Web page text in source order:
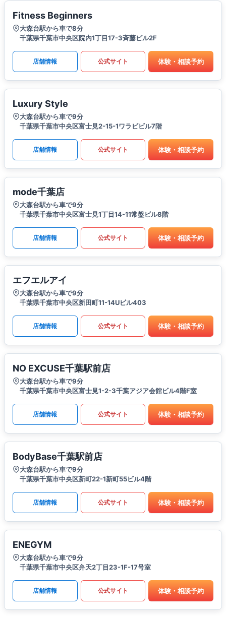
Fitness Beginners
大森台駅から車で8分
千葉県千葉市中央区院内1丁目17-3斉藤ビル2F
店舗情報 公式サイト 体験・相談予約
Luxury Style
大森台駅から車で9分
千葉県千葉市中央区富士見2-15-1ワラビビル7階
店舗情報 公式サイト 体験・相談予約
mode千葉店
大森台駅から車で9分
千葉県千葉市中央区富士見1丁目14-11常盤ビル8階
店舗情報 公式サイト 体験・相談予約
エフエルアイ
大森台駅から車で9分
千葉県千葉市中央区新田町11-14Uビル403
店舗情報 公式サイト 体験・相談予約
NO EXCUSE千葉駅前店
大森台駅から車で9分
千葉県千葉市中央区富士見1-2-3千葉アジア会館ビル4階F室
店舗情報 公式サイト 体験・相談予約
BodyBase千葉駅前店
大森台駅から車で9分
千葉県千葉市中央区新町22-1新町55ビル4階
店舗情報 公式サイト 体験・相談予約
ENEGYM
大森台駅から車で9分
千葉県千葉市中央区弁天2丁目23-1F-17号室
店舗情報 公式サイト 体験・相談予約